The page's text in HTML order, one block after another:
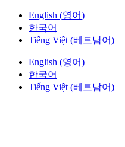
English (영어)
한국어
Tiếng Việt (베트남어)
English (영어)
한국어
Tiếng Việt (베트남어)